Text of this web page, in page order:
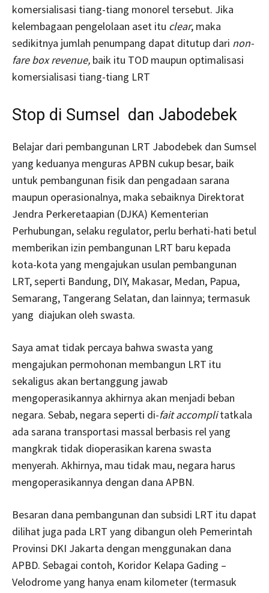
komersialisasi tiang-tiang monorel tersebut. Jika
kelembagaan pengelolaan aset itu clear, maka
sedikitnya jumlah penumpang dapat ditutup dari non-
fare box revenue, baik itu TOD maupun optimalisasi
komersialisasi tiang-tiang LRT
Stop di Sumsel dan Jabodebek
Belajar dari pembangunan LRT Jabodebek dan Sumsel
yang keduanya menguras APBN cukup besar, baik
untuk pembangunan fisik dan pengadaan sarana
maupun operasionalnya, maka sebaiknya Direktorat
Jendra Perkeretaapian (DJKA) Kementerian
Perhubungan, selaku regulator, perlu berhati-hati betul
memberikan izin pembangunan LRT baru kepada
kota-kota yang mengajukan usulan pembangunan
LRT, seperti Bandung, DIY, Makasar, Medan, Papua,
Semarang, Tangerang Selatan, dan lainnya; termasuk
yang diajukan oleh swasta.
Saya amat tidak percaya bahwa swasta yang
mengajukan permohonan membangun LRT itu
sekaligus akan bertanggung jawab
mengoperasikannya akhirnya akan menjadi beban
negara. Sebab, negara seperti di-fait accomplitatkala
ada sarana transportasi massal berbasis rel yang
mangkrak tidak dioperasikan karena swasta
menyerah. Akhirnya, mau tidak mau, negara harus
mengoperasikannya dengan dana APBN.
Besaran dana pembangunan dan subsidi LRT itu dapat
dilihat juga pada LRT yang dibangun oleh Pemerintah
Provinsi DKI Jakarta dengan menggunakan dana
APBD. Sebagai contoh, Koridor Kelapa Gading –
Velodrome yang hanya enam kilometer (termasuk